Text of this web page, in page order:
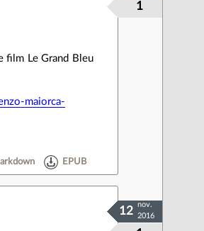
1
film Le Grand Bleu
maiorca-
EPUB
12
nov.
2016